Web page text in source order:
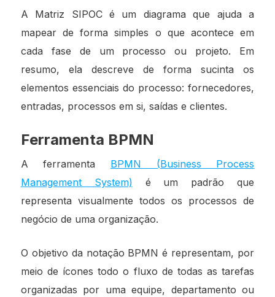
A Matriz SIPOC é um diagrama que ajuda a
mapear de forma simples o que acontece em
cada fase de um processo ou projeto. Em
resumo, ela descreve de forma sucinta os
elementos essenciais do processo: fornecedores,
entradas, processos em si, saídas e clientes.
Ferramenta BPMN
A ferramenta BPMN (Business Process
Management System) é um padrão que
representa visualmente todos os processos de
negócio de uma organização.
O objetivo da notação BPMN é representam, por
meio de ícones todo o fluxo de todas as tarefas
organizadas por uma equipe, departamento ou